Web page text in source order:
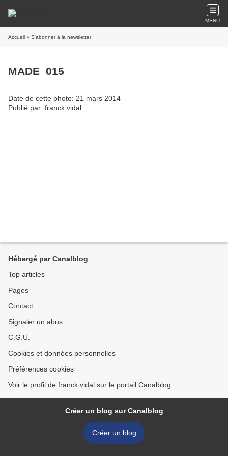
MENU
Accueil » S'abonner à la newsletter
MADE_015
Date de cette photo: 21 mars 2014
Publié par: franck vidal
Hébergé par Canalblog
Top articles
Pages
Contact
Signaler un abus
C.G.U.
Cookies et données personnelles
Préférences cookies
Voir le profil de franck vidal sur le portail Canalblog
Créer un blog sur Canalblog
Créer un blog